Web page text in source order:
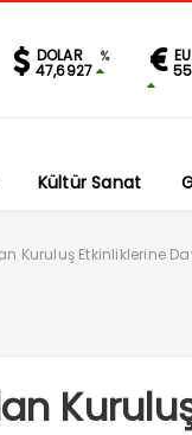
DOLAR %
47,6927
Kültür Sanat
Kuruluş Etkinliklerine